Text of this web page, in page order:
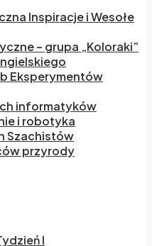
Inspiracje i Wesołe
– grupa „Koloraki”
Eksperymentów
informatyków
i robotyka
Szachistów
przyrody
I